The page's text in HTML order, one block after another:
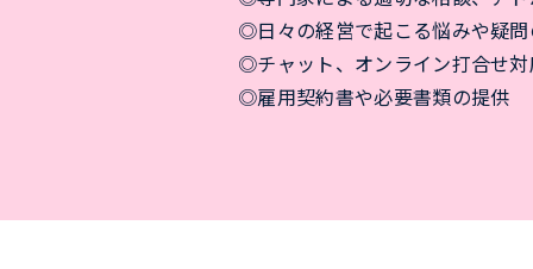
◎日々の経営で起こる悩みや疑
◎チャット、オンライン打合せ
◎雇用契約書や必要書類の提供